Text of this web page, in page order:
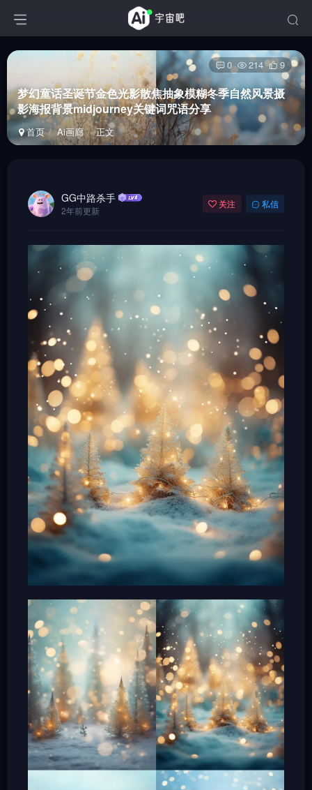
梦幻童话圣诞节金色光影散焦抽象模糊冬季自然风景摄
影海报背景midjourney关键词咒语分享
首页 Ai画廊 正文
0 214 9
GG中路杀手
2年前更新
关注 私信